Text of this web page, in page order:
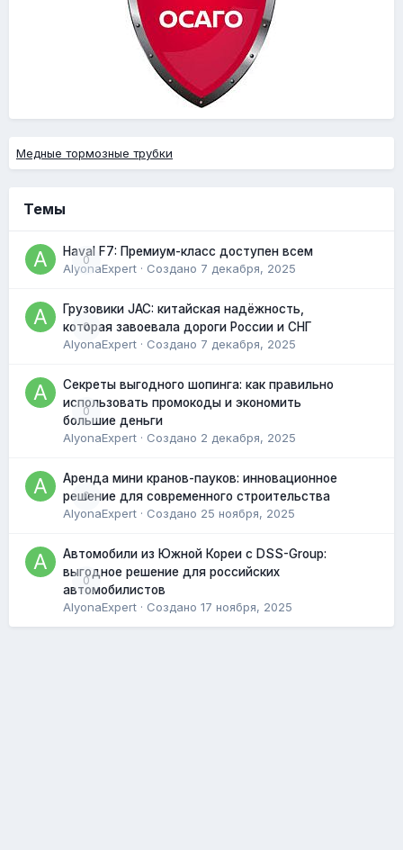
Медные тормозные трубки
Темы
0
Haval F7: Премиум-класс доступен всем
AlyonaExpert · Создано 7 декабря, 2025
0
Грузовики JAC: китайская надёжность,
которая завоевала дороги России и СНГ
AlyonaExpert · Создано 7 декабря, 2025
0
Секреты выгодного шопинга: как правильно
использовать промокоды и экономить
большие деньги
AlyonaExpert · Создано 2 декабря, 2025
0
Аренда мини кранов-пауков: инновационное
решение для современного строительства
AlyonaExpert · Создано 25 ноября, 2025
0
Автомобили из Южной Кореи с DSS-Group:
выгодное решение для российских
автомобилистов
AlyonaExpert · Создано 17 ноября, 2025